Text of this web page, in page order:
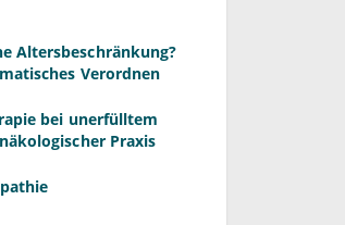
Altersbeschränkung?
Verordnen
bei unerfülltem
Praxis